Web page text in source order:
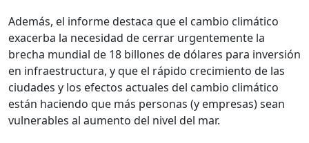
Además, el informe destaca que el cambio climático
exacerba la necesidad de cerrar urgentemente la
brecha mundial de 18 billones de dólares para inversión
en infraestructura, y que el rápido crecimiento de las
ciudades y los efectos actuales del cambio climático
están haciendo que más personas (y empresas) sean
vulnerables al aumento del nivel del mar.